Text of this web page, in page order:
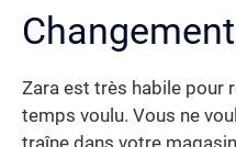
Zara est très habile pour
temps voulu. Vous ne